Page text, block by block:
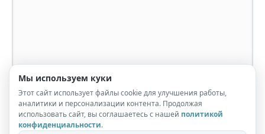
Мы используем куки
Этот сайт использует файлы cookie для улучшения работы,
аналитики и персонализации контента. Продолжая
использовать сайт, вы соглашаетесь с нашей политикой
конфиденциальности.